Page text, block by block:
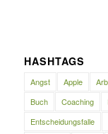
HASHTAGS
Angst Apple
Buch
Coaching
Entscheidungsfalle